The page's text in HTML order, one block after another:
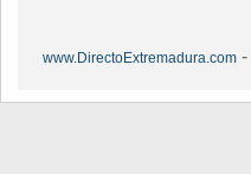
www.DirectoExtremadura.com -